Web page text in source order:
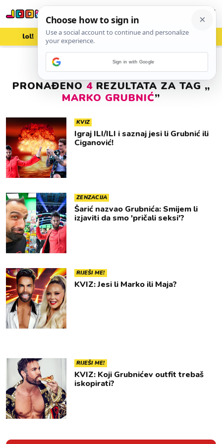
lol! aww vrh! woot?!
PRONAĐENO 4REZULTATA ZA TAG „
MARKO GRUBNIĆ”
KVIZ
Igraj ILI/ILI i saznaj jesi li Grubnić ili
Ciganović!
ZENZACIJA
Šarić nazvao Grubnića: Smijem li
izjaviti da smo 'pričali seksi'?
RIJEŠI ME!
KVIZ: Jesi li Marko ili Maja?
RIJEŠI ME!
KVIZ: Koji Grubnićev outfit trebaš
iskopirati?
Sign in with Google